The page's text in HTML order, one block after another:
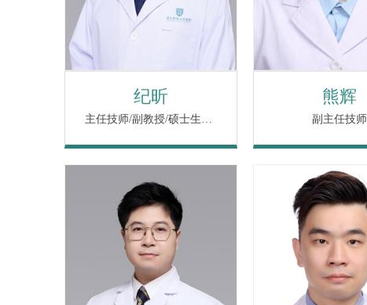
纪昕 熊辉
副主任技师